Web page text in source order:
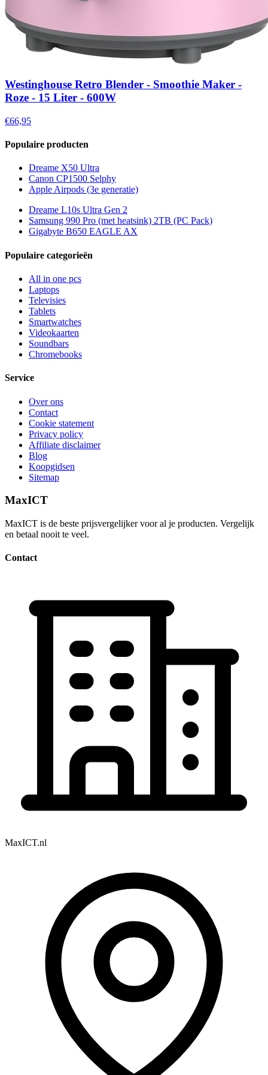
Westinghouse Retro Blender - Smoothie Maker -
Roze - 15 Liter - 600W
€66,95
Populaire producten
Dreame X50 Ultra
Canon CP1500 Selphy
Apple Airpods (3e generatie)
Dreame L10s Ultra Gen 2
Samsung 990 Pro (met heatsink) 2TB (PC Pack)
Gigabyte B650 EAGLE AX
Populaire categorieën
All in one pcs
Laptops
Televisies
Tablets
Smartwatches
Videokaarten
Soundbars
Chromebooks
Service
Over ons
Contact
Cookie statement
Privacy policy
Affiliate disclaimer
Blog
Koopgidsen
Sitemap
MaxICT
MaxICT is de beste prijsvergelijker voor al je producten. Vergelijk
en betaal nooit te veel.
Contact
MaxICT.nl